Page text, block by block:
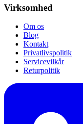
Virksomhed
Om os
Blog
Kontakt
Privatlivspolitik
Servicevilkår
Returpolitik